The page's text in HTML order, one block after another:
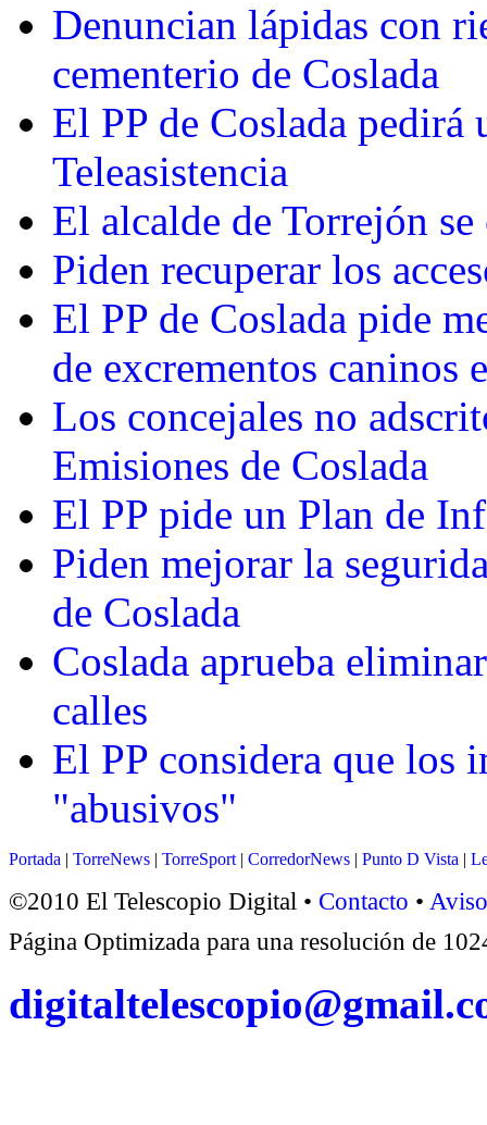
Denuncian lápidas con
cementerio de Coslada
El PP de Coslada pedirá
Teleasistencia
El alcalde de Torrejón se
Piden recuperar los
El PP de Coslada pide
de excrementos caninos
Los concejales no
Emisiones de Coslada
El PP pide un Plan de
Piden mejorar la
de Coslada
Coslada aprueba
calles
El PP considera que los
"abusivos"
Portada | TorreNews | TorreSport | CorredorNews | Punto D Vista |
©2010 El Telescopio Digital • Contacto •
Página Optimizada para una resolución de